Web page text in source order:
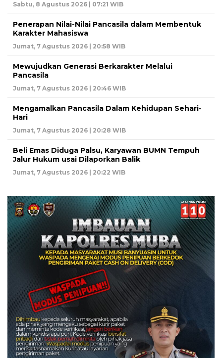
Sabtu, 8 Agustus 2026 | 07:21 WIB
Penerapan Nilai-Nilai Pancasila dalam Membentuk
Karakter Mahasiswa
Jumat, 7 Agustus 2026 | 20:58 WIB
Mewujudkan Generasi Berkarakter Melalui
Pancasila
Jumat, 7 Agustus 2026 | 20:46 WIB
Mengamalkan Pancasila Dalam Kehidupan Sehari-
Hari
Jumat, 7 Agustus 2026 | 20:28 WIB
Beli Emas Diduga Palsu, Karyawan BUMN Tempuh
Jalur Hukum usai Dilaporkan Balik
Jumat, 7 Agustus 2026 | 20:22 WIB